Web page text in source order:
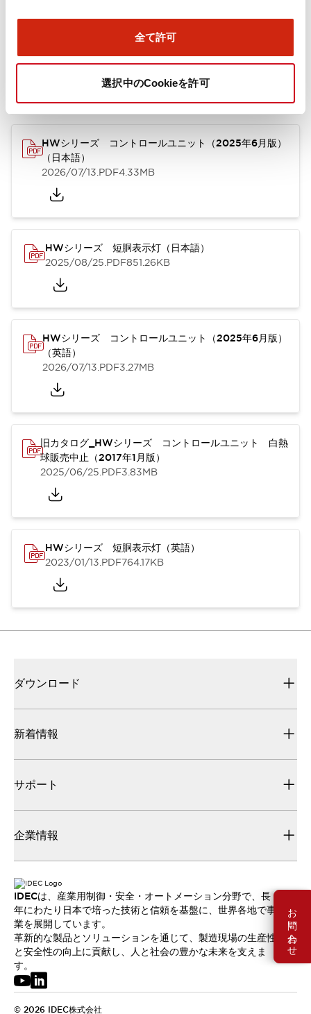
全て許可
選択中のCookieを許可
お問い合わせ
ドキュメントとファイル
取扱説明書 CAD 規格・認証
HWシリーズ コントロールユニット（2025年6月版）
（日本語）
2026/07/13.PDF4.33MB
HWシリーズ 短胴表示灯（日本語）
2025/08/25.PDF851.26KB
HWシリーズ コントロールユニット（2025年6月版）
（英語）
2026/07/13.PDF3.27MB
旧カタログ_HWシリーズ コントロールユニット 白熱
球販売中止（2017年1月版）
2025/06/25.PDF3.83MB
HWシリーズ 短胴表示灯（英語）
2023/01/13.PDF764.17KB
ダウンロード
新着情報
サポート
企業情報
IDECは、産業用制御・安全・オートメーション分野で、長
年にわたり日本で培った技術と信頼を基盤に、世界各地で事
業を展開しています。
革新的な製品とソリューションを通じて、製造現場の生産性
と安全性の向上に貢献し、人と社会の豊かな未来を支えま
す。
© 2026 IDEC株式会社